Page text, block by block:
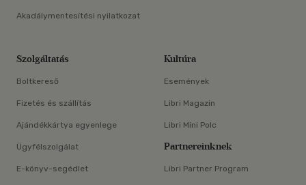
Akadálymentesítési nyilatkozat
Szolgáltatás
Boltkereső
Fizetés és szállítás
Ajándékkártya egyenlege
Ügyfélszolgálat
E-könyv-segédlet
Kultúra
Események
Libri Magazin
Libri Mini Polc
Partnereinknek
Libri Partner Program